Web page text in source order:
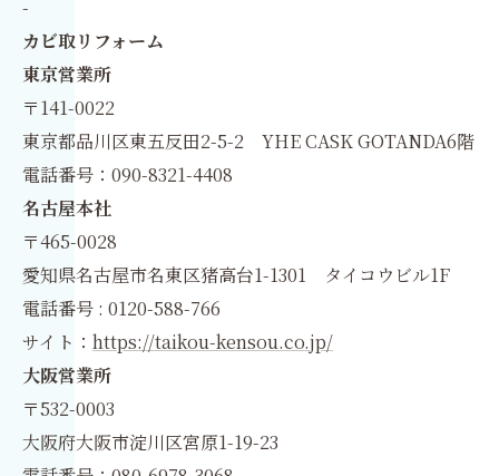
-
カビ取リフォーム
東京営業所
〒141-0022
東京都品川区東五反田2-5-2 YHE CASK GOTANDA6階
電話番号：090-8321-4408
名古屋本社
〒465-0028
愛知県名古屋市名東区猪高台1-1301 タイコウビル1F
電話番号 : 0120-588-766
サイト： https://taikou-kensou.co.jp/
大阪営業所
〒532-0003
大阪府大阪市淀川区宮原1-19-23